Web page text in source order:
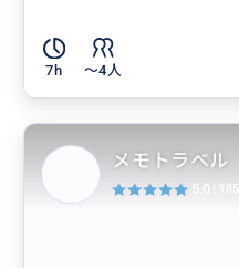
7h 〜4人
メモトラベル
5.0